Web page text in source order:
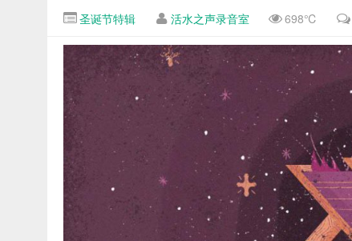
圣诞节特辑 活水之声录音室 698℃